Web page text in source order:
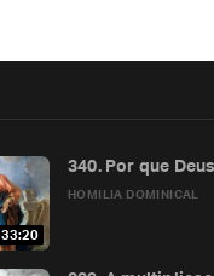
33:20
HOMILIA DOMINICAL
340. Por que